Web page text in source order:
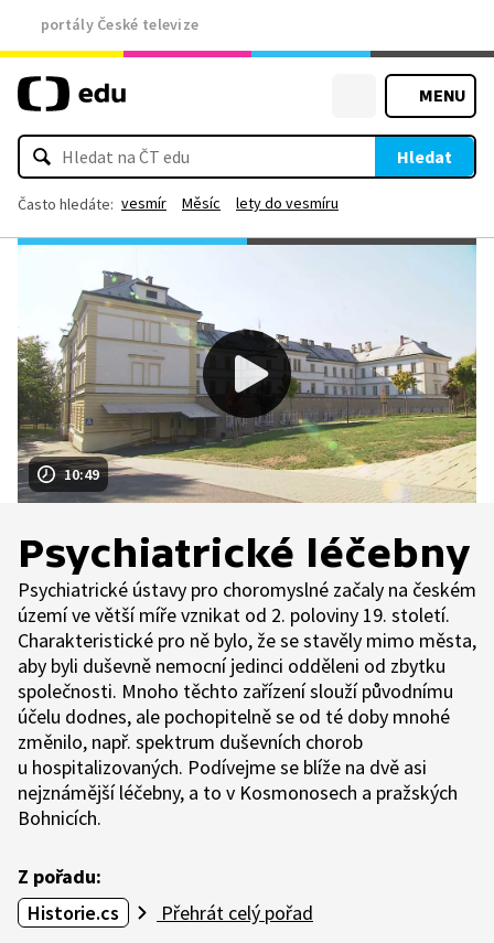
portály České televize
MENU
Hledat
Často hledáte: vesmír Měsíc lety do vesmíru
10:49
Psychiatrické léčebny
Psychiatrické ústavy pro choromyslné začaly na českém
území ve větší míře vznikat od 2. poloviny 19. století.
Charakteristické pro ně bylo, že se stavěly mimo města,
aby byli duševně nemocní jedinci odděleni od zbytku
společnosti. Mnoho těchto zařízení slouží původnímu
účelu dodnes, ale pochopitelně se od té doby mnohé
změnilo, např. spektrum duševních chorob
u hospitalizovaných. Podívejme se blíže na dvě asi
nejznámější léčebny, a to v Kosmonosech a pražských
Bohnicích.
Z pořadu:
Historie.cs
Přehrát celý pořad